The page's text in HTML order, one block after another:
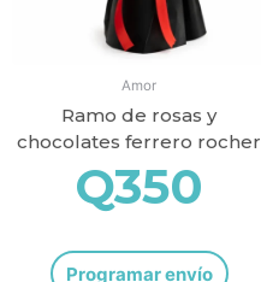
Amor
Ramo de rosas y
chocolates ferrero rocher
Q350
Programar envío